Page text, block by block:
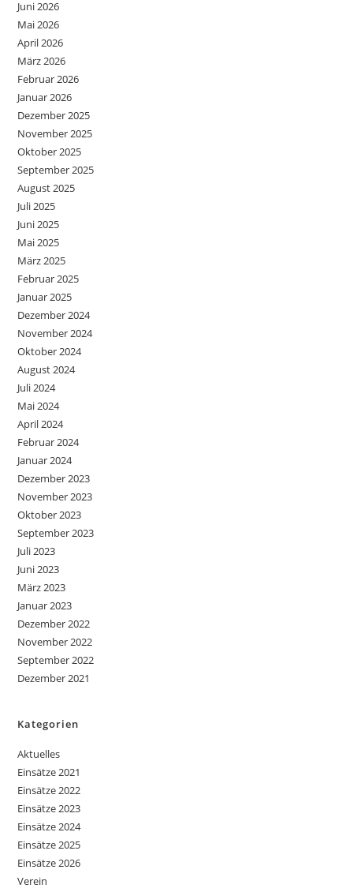
Juni 2026
Mai 2026
April 2026
März 2026
Februar 2026
Januar 2026
Dezember 2025
November 2025
Oktober 2025
September 2025
August 2025
Juli 2025
Juni 2025
Mai 2025
März 2025
Februar 2025
Januar 2025
Dezember 2024
November 2024
Oktober 2024
August 2024
Juli 2024
Mai 2024
April 2024
Februar 2024
Januar 2024
Dezember 2023
November 2023
Oktober 2023
September 2023
Juli 2023
Juni 2023
März 2023
Januar 2023
Dezember 2022
November 2022
September 2022
Dezember 2021
Kategorien
Aktuelles
Einsätze 2021
Einsätze 2022
Einsätze 2023
Einsätze 2024
Einsätze 2025
Einsätze 2026
Verein